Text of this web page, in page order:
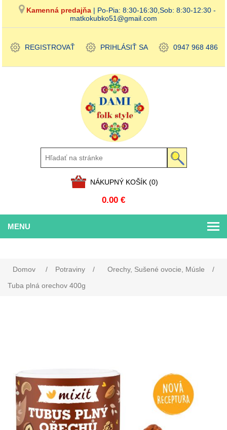
Kamenná predajňa | Po-Pia: 8:30-16:30,Sob: 8:30-12:30 -
matkokubko51@gmail.com
REGISTROVAŤ PRIHLÁSIŤ SA 0947 968 486
NÁKUPNÝ KOŠÍK (0)
0.00 €
MENU
Domov / Potraviny / Orechy, Sušené ovocie, Músle
/
Tuba plná orechov 400g